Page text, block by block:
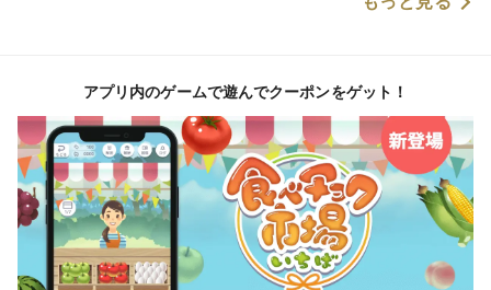
アプリ内のゲームで遊んでクーポンをゲット！